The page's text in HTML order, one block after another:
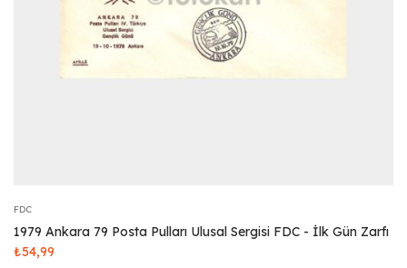
FDC
1979 Ankara 79 Posta Pulları Ulusal Sergisi FDC - İlk Gün Zarfı
₺54,99